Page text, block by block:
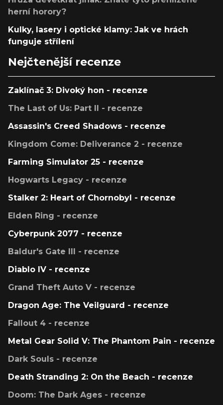
herní horory?
Kulky, lasery i optické klamy: Jak ve hrách
funguje střílení
Nejčtenější recenze
Zaklínač 3: Divoký hon - recenze
The Last of Us: Part II - recenze
Assassin's Creed Shadows - recenze
Kingdom Come: Deliverance 2 - recenze
Farming Simulator 25 - recenze
Hogwarts Legacy - recenze
Stalker 2: Heart of Chornobyl - recenze
Elden Ring - recenze
Cyberpunk 2077 - recenze
Baldur's Gate III - recenze
Diablo IV - recenze
Grand Theft Auto V - recenze
Dragon Age: The Veilguard - recenze
Fallout 4 - recenze
Metal Gear Solid V: The Phantom Pain - recenze
Dark Souls - recenze
Death Stranding 2: On the Beach - recenze
Doom: The Dark Ages - recenze